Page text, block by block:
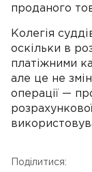
проданого
Колегія
оскільки в
платіжними
але це не
операції —
Поділитися: